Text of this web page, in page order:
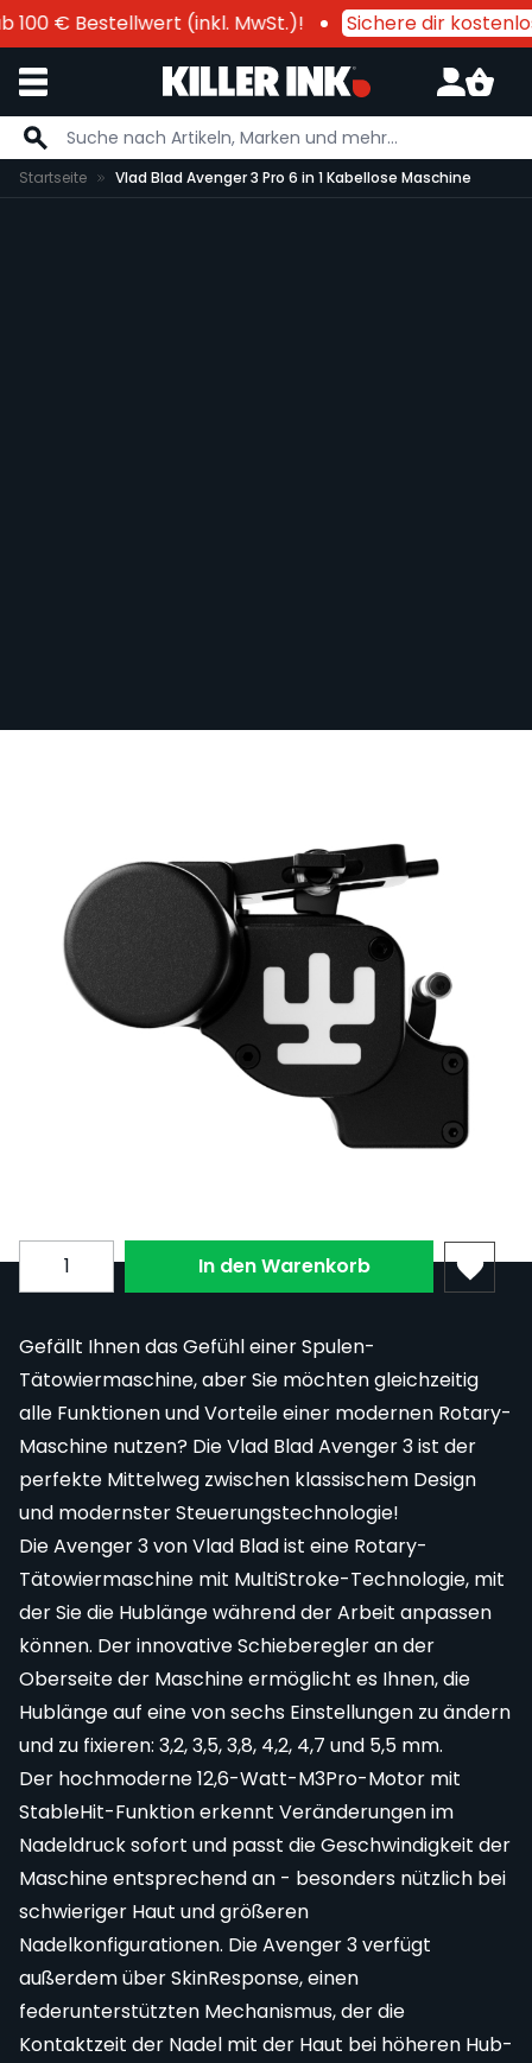
€ Bestellwert (inkl. MwSt.)! Sichere dir
Zum Inhalt springen
Startseite Vlad Blad Avenger 3 Pro 6 in 1 Kabellose Maschine
Vlad Blad Avenger 3 Pro 6 in 1 Kabellose
Maschine
Auf Lager VLAD-AVEN3PRO
1.638,63 €
Bezahlen Sie in 4 zinsfreien Raten zu je
in 4 Raten.Mehr
Menge In den Warenkorb
Gefällt Ihnen das Gefühl einer Spulen-
Tätowiermaschine, aber Sie möchten gleichzeitig
alle Funktionen und Vorteile einer modernen Rotary-
Maschine nutzen? Die Vlad Blad Avenger 3 ist der
perfekte Mittelweg zwischen klassischem Design
und modernster Steuerungstechnologie!
Die Avenger 3 von Vlad Blad ist eine Rotary-
Tätowiermaschine mit MultiStroke-Technologie, mit
der Sie die Hublänge während der Arbeit anpassen
können. Der innovative Schieberegler an der
Oberseite der Maschine ermöglicht es Ihnen, die
Hublänge auf eine von sechs Einstellungen zu ändern
und zu fixieren: 3,2, 3,5, 3,8, 4,2, 4,7 und 5,5 mm.
Der hochmoderne 12,6-Watt-M3Pro-Motor mit
StableHit-Funktion erkennt Veränderungen im
Nadeldruck sofort und passt die Geschwindigkeit der
Maschine entsprechend an - besonders nützlich bei
schwieriger Haut und größeren
Nadelkonfigurationen. Die Avenger 3 verfügt
außerdem über SkinResponse, einen
federunterstützten Mechanismus, der die
Kontaktzeit der Nadel mit der Haut bei höheren Hub-